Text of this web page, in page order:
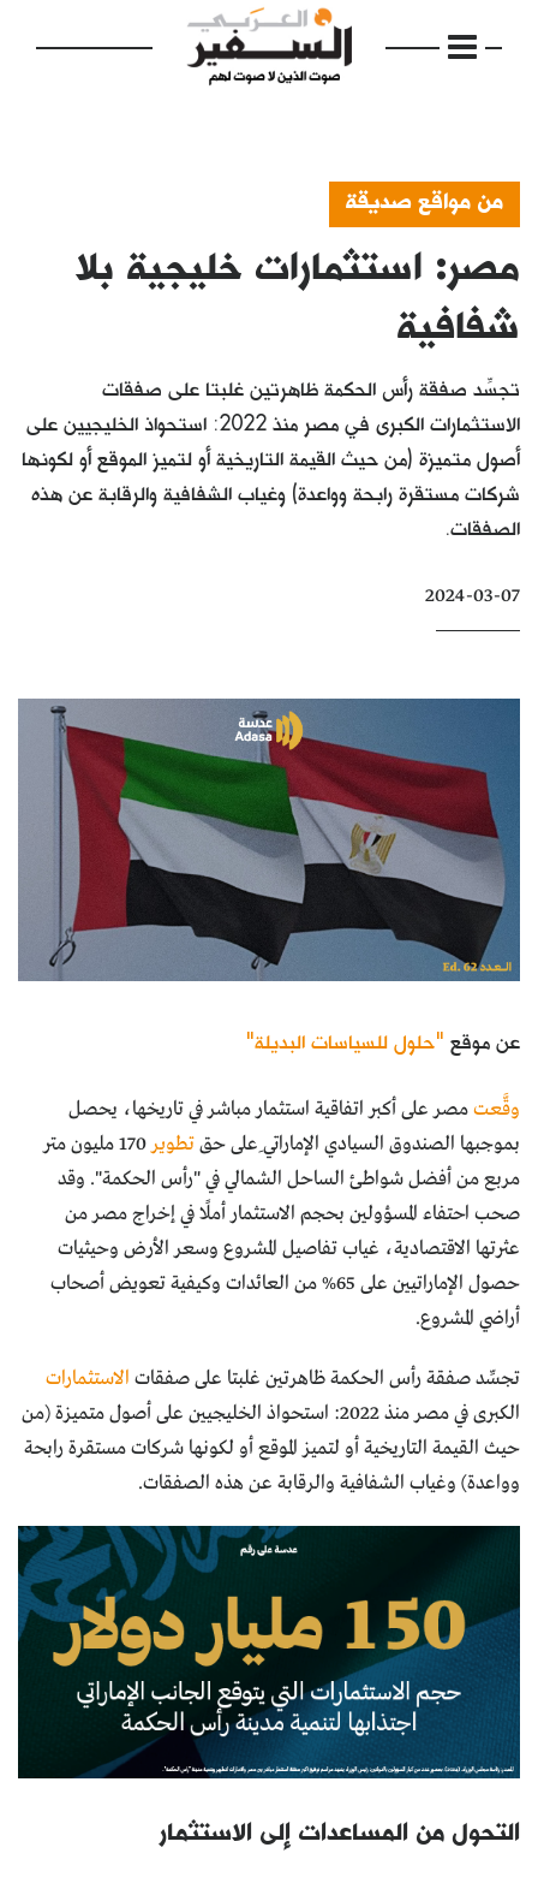
الرئيسية
مواضيع
فكرة
دفاتر
بالصورة
من مواقع صديقة
مصر: استثمارات خليجية بلا
شفافية
تجسِّد صفقة رأس الحكمة ظاهرتين غلبتا على صفقات
الاستثمارات الكبرى في مصر منذ 2022: استحواذ الخليجيين على
أصول متميزة (من حيث القيمة التاريخية أو لتميز الموقع أو لكونها
شركات مستقرة رابحة وواعدة) وغياب الشفافية والرقابة عن هذه
الصفقات.
2024-03-07
عن موقع "حلول للسياسات البديلة"
وقَّعتمصر على أكبر اتفاقية استثمار مباشر في تاريخها، يحصل
بموجبها الصندوق السيادي الإماراتي ِعلى حقتطوير
170 مليون متر
مربع من أفضل شواطئ الساحل الشمالي في "رأس الحكمة". وقد
صحب احتفاء المسؤولين بحجم الاستثمار أملًا في إخراج مصر من
عثرتها الاقتصادية، غياب تفاصيل المشروع وسعر الأرض وحيثيات
حصول الإماراتيين على 65% من العائدات وكيفية تعويض أصحاب
أراضي المشروع.
تجسِّد صفقة رأس الحكمة ظاهرتين غلبتا على صفقات الاستثمارات
الكبرى في مصر منذ 2022: استحواذ الخليجيين على أصول متميزة (من
حيث القيمة التاريخية أو لتميز الموقع أو لكونها شركات مستقرة رابحة
وواعدة) وغياب الشفافية والرقابة عن هذه الصفقات.
التحول من المساعدات إلى الاستثمار